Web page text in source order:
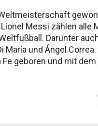
Messi zählen alle
Darunter
María und Ángel
geboren und mit dem
erzielte, bis hin zu